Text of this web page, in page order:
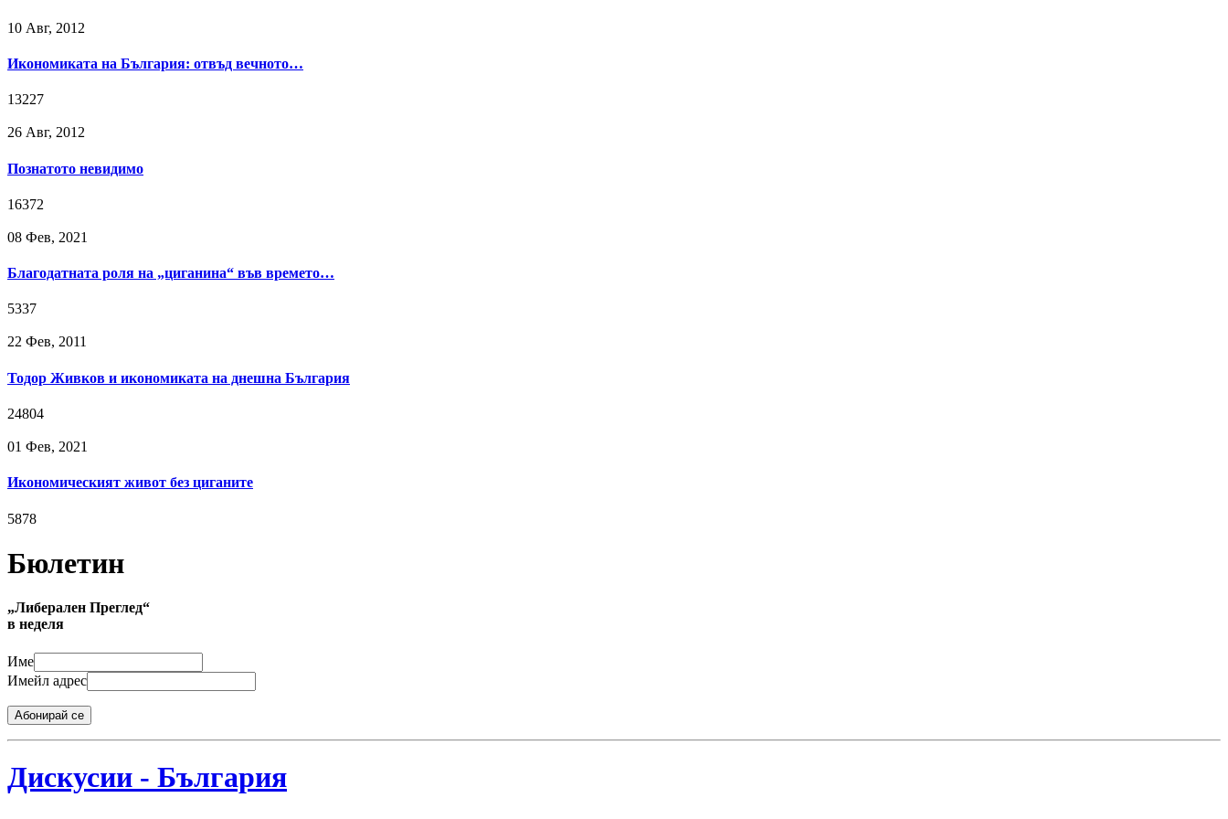
10 Авг, 2012
Икономиката на България: отвъд вечното…
13227
26 Авг, 2012
Познатото невидимо
16372
08 Фев, 2021
Благодатната роля на „циганина“ във времето…
5337
22 Фев, 2011
Тодор Живков и икономиката на днешна България
24804
01 Фев, 2021
Икономическият живот без циганите
5878
Бюлетин
„Либерален Преглед“
в неделя
Име
Имейл адрес
Абонирай се
Дискусии - България